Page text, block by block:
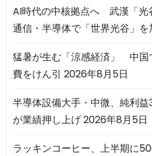
AI時代の中核拠点へ 武漢「
通信・半導体で「世界光谷」を
猛暑が生む「涼感経済」 中国
費をけん引 2026年8月5日
半導体設備大手・中微、純利
が業績押し上げ2026年8月5日
ラッキンコーヒー、上半期に